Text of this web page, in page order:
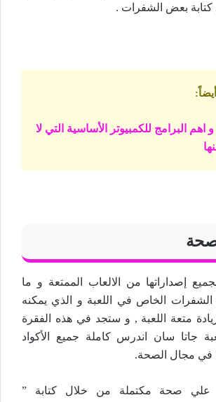
كتابة بعض الشفرات .
:
اهم البرامج للكمبيوتر الأساسية التي لا
إصداراتها من الالعاب الممتعة و ما
الشفرات الخاص في اللعبة و الذي يمكنه
زيادة متعة اللعبة , و ستجد في هذه الفقرة
جاتا سان اندرس كاملة جميع الأكواد
في مجال الصحة.
علي صحة مكتملة من خلال كتابة ”